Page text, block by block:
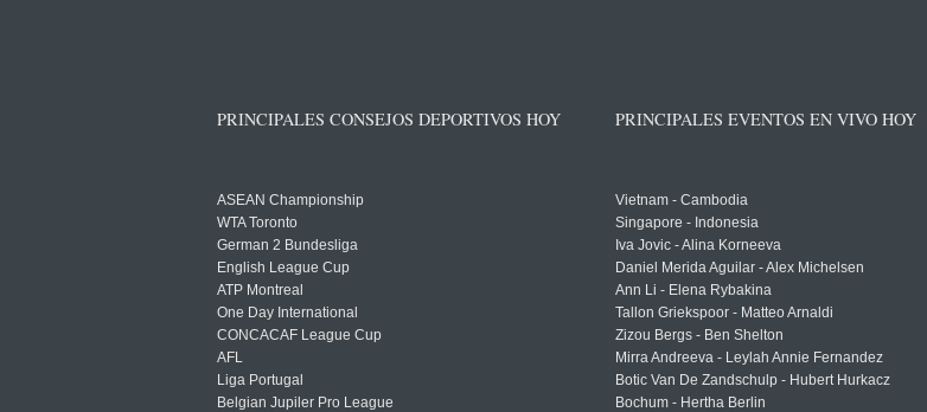
PRINCIPALES CONSEJOS DEPORTIVOS HOY
ASEAN Championship
WTA Toronto
German 2 Bundesliga
English League Cup
ATP Montreal
One Day International
CONCACAF League Cup
AFL
Liga Portugal
Belgian Jupiler Pro League
PRINCIPALES EVENTOS EN VIVO HOY
Vietnam - Cambodia
Singapore - Indonesia
Iva Jovic - Alina Korneeva
Daniel Merida Aguilar - Alex Michelsen
Ann Li - Elena Rybakina
Tallon Griekspoor - Matteo Arnaldi
Zizou Bergs - Ben Shelton
Mirra Andreeva - Leylah Annie Fernandez
Botic Van De Zandschulp - Hubert Hurkacz
Bochum - Hertha Berlin